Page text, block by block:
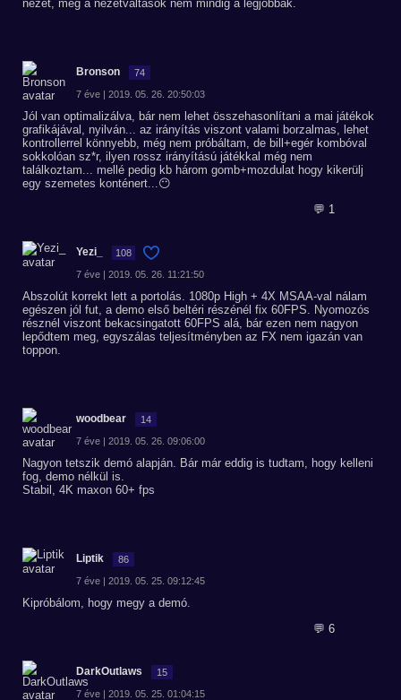
nézet, meg a nézetváltások nem mindig a legjobbak.
Bronson 74
7 éve | 2019. 05. 26. 20:50:03
Jól van optimalizálva, bár nem lehet összehasonlítani a mai játékok
grafikájával, nyilván... az irányítás viszont valami borzalmas, lehet
kontrollerrel könnyebb, még nem próbáltam, de bill+egér kombóval
sokkolóan sz*r, ilyen rossz irányítású játékkal még nem
találkoztam... mellé pedig kb három gomb+mozdulat hogy kikerülj
egy szemetes konténert...😶
💬 1
Yezi_ 108
7 éve | 2019. 05. 26. 11:21:50
Abszolút korrekt lett a portolás. 1080p High + 4X MSAA-val nálam
egészen jól fut, a demo első beltéri részénél fix 60FPS. Nyomozós
résznél viszont bekacsingatott 60FPS alá, bár ezen nem nagyon
lepődtem meg, egyszálas teljesítményben az FX nem igazán van
toppon.
woodbear 14
7 éve | 2019. 05. 26. 09:06:00
Nagyon tetszik demó alapján. Bár már eddig is tudtam, hogy kelleni
fog, demo nélkül is.
Stabil, 4K maxon 60+ fps
Liptik 86
7 éve | 2019. 05. 25. 09:12:45
Kipróbálom, hogy megy a demó.
💬 6
DarkOutlaws 15
7 éve | 2019. 05. 25. 01:04:15